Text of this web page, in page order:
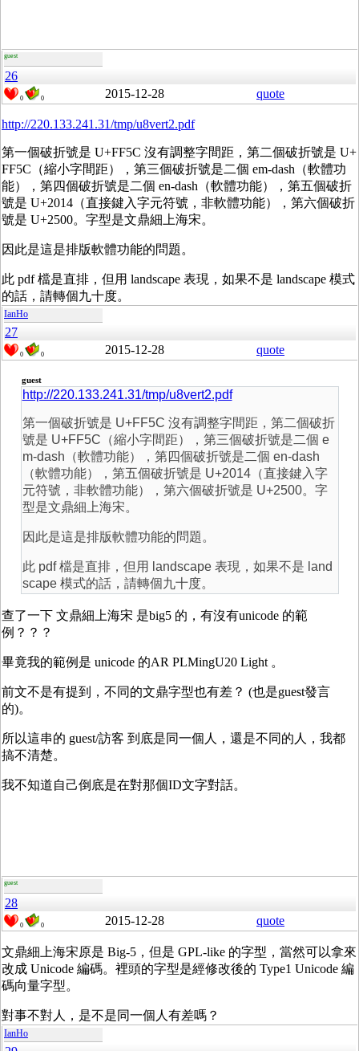
guest
26
0 0 2015-12-28 quote
http://220.133.241.31/tmp/u8vert2.pdf
第一個破折號是 U+FF5C 沒有調整字間距，第二個破折號是 U+
FF5C（縮小字間距），第三個破折號是二個 em-dash（軟體功
能），第四個破折號是二個 en-dash（軟體功能），第五個破折
號是 U+2014（直接鍵入字元符號，非軟體功能），第六個破折
號是 U+2500。字型是文鼎細上海宋。
因此是這是排版軟體功能的問題。
此 pdf 檔是直排，但用 landscape 表現，如果不是 landscape 模式
的話，請轉個九十度。
IanHo
27
0 0 2015-12-28 quote
guest
http://220.133.241.31/tmp/u8vert2.pdf
第一個破折號是 U+FF5C 沒有調整字間距，第二個破折
號是 U+FF5C（縮小字間距），第三個破折號是二個 e
m-dash（軟體功能），第四個破折號是二個 en-dash
（軟體功能），第五個破折號是 U+2014（直接鍵入字
元符號，非軟體功能），第六個破折號是 U+2500。字
型是文鼎細上海宋。
因此是這是排版軟體功能的問題。
此 pdf 檔是直排，但用 landscape 表現，如果不是 land
scape 模式的話，請轉個九十度。
查了一下 文鼎細上海宋 是big5 的，有沒有unicode 的範
例？？？
畢竟我的範例是 unicode 的AR PLMingU20 Light 。
前文不是有提到，不同的文鼎字型也有差？ (也是guest發言
的)。
所以這串的 guest/訪客 到底是同一個人，還是不同的人，我都
搞不清楚。
我不知道自己倒底是在對那個ID文字對話。
guest
28
0 0 2015-12-28 quote
文鼎細上海宋原是 Big-5，但是 GPL-like 的字型，當然可以拿來
改成 Unicode 編碼。裡頭的字型是經修改後的 Type1 Unicode 編
碼向量字型。
對事不對人，是不是同一個人有差嗎？
IanHo